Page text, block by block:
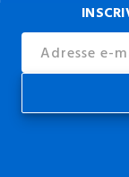
Address